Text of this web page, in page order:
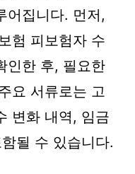
어집니다. 먼저,
험 피보험자 수
인한 후, 필요한
요 서류로는 고
변화 내역, 임금
될 수 있습니다.